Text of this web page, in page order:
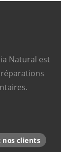
Natural est
nos clients